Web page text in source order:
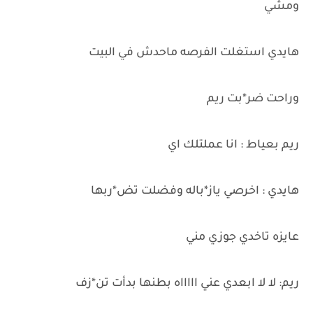
ومشي
هايدي استغلت الفرصه ماحدش في البيت
وراحت ضر*بت ريم
ريم بعياط : انا عملتلك اي
هايدي : اخرصي ياز*باله وفضلت تض*ربها
عايزه تاخدي جوزي مني
ريم: لا لا ابعدي عني اااااه بطنها بدأت تن*زف